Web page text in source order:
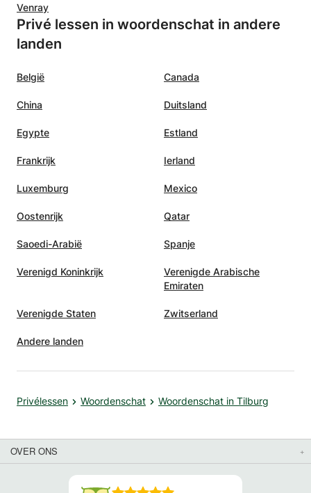
Venray
Privé lessen in woordenschat in andere
landen
België Canada
China Duitsland
Egypte Estland
Frankrijk Ierland
Luxemburg Mexico
Oostenrijk Qatar
Saoedi-Arabië Spanje
Verenigd Koninkrijk
Verenigde Arabische
Emiraten
Verenigde Staten Zwitserland
Andere landen
Privélessen Woordenschat Woordenschat in Tilburg
OVER ONS